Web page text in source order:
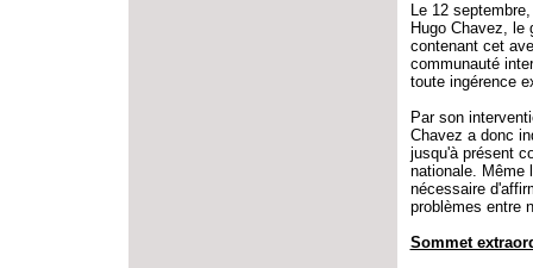
Le 12
Hugo Chavez, le
contenant cet
communauté
toute ingérence
Par son
Chavez a donc
jusqu'à présent
nationale. Même
nécessaire
problèmes entre
Sommet